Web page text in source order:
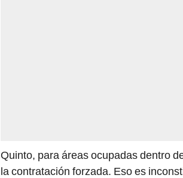
Quinto, para áreas ocupadas dentro
la contratación forzada. Eso es